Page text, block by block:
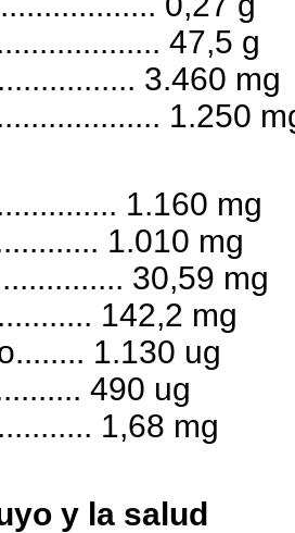
47,5 g
3.460 mg
1.250
1.160 mg
1.010 mg
30,59 mg
142,2 mg
1.130 ug
490 ug
1,68 mg
y la salud